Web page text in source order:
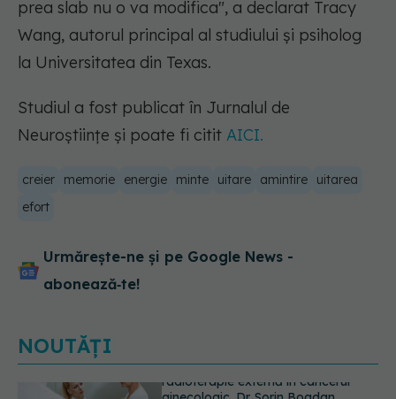
prea slab nu o va modifica", a declarat Tracy
Wang, autorul principal al studiului și psiholog
la Universitatea din Texas.
Studiul a fost publicat în Jurnalul de
Neuroștiințe și poate fi citit AICI.
creier memorie energie minte uitare amintire
uitarea
efort
Urmărește-ne și pe Google News -
abonează‑te!
NOUTĂȚI